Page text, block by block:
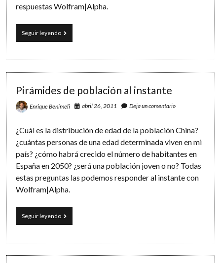
respuestas Wolfram|Alpha.
Seguir leyendoDe
amig@s
y
probabilidades
Pirámides de población al instante
Enrique Benimeli abril 26, 2011 Deja un comentario
¿Cuál es la distribución de edad de la población China?
¿cuántas personas de una edad determinada viven en mi
país? ¿cómo habrá crecido el número de habitantes en
España en 2050? ¿será una población joven o no? Todas
estas preguntas las podemos responder al instante con
Wolfram|Alpha.
Seguir leyendoPirámides
de
al